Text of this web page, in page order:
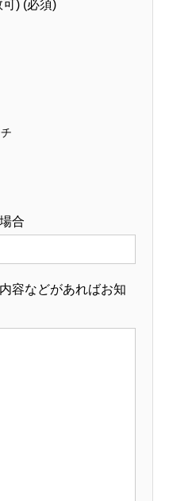
) (必須)
合
容などがあればお知